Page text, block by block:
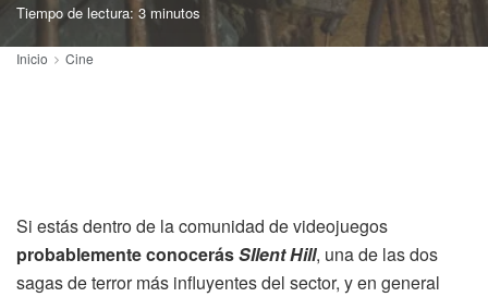
Tiempo de lectura: 3 minutos
Inicio Cine
Si estás dentro de la comunidad de videojuegos
probablemente conocerásSIlent Hill, una de las dos
sagas de terror más influyentes del sector, y en general